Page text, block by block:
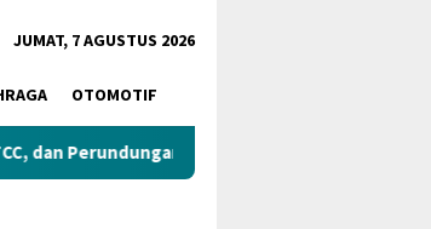
JUMAT, 7 AGUSTUS 2026
OTOMOTIF
Gubernur Tinjau Lokasi Pembangunan